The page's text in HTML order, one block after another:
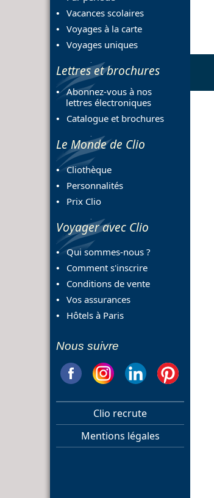
Vacances scolaires
Voyages à la carte
Voyages uniques
Lettres et brochures
Abonnez-vous à nos
lettres électroniques
Catalogue et brochures
Le Monde de Clio
Cliothèque
Personnalités
Prix Clio
Voyager avec Clio
Qui sommes-nous ?
Comment s'inscrire
Conditions de vente
Vos assurances
Hôtels à Paris
Nous suivre
Clio recrute
Mentions légales